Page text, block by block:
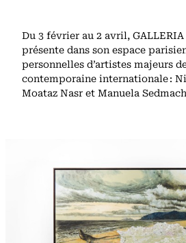
Du 3 février au 2 avril,
présente dans son espace
personnelles d’artistes majeurs
contemporaine internationale :
Moataz Nasr et Manuela